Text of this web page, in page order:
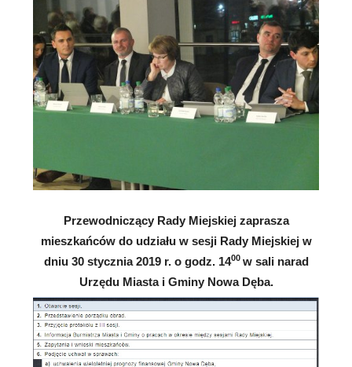
Przewodniczący Rady Miejskiej zaprasza
mieszkańców do udziału w sesji Rady Miejskiej w
dniu 30 stycznia 2019 r. o godz. 1400 w sali narad
Urzędu Miasta i Gminy Nowa Dęba.